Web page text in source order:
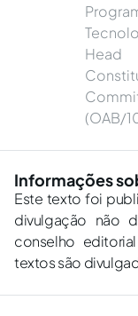
Head
(OAB/
Informações
Este texto foi
divulgação não
conselho
textos são